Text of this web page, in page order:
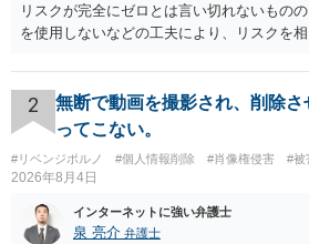
リスクが完全にゼロとは言い切れないもの
を使用しないなどの工夫により、リスクを
推測できる」という点は、裁判で争われた
利用を目的とする」と判断される余地を残
です。 また、広告収益の有無は、侵害判断
性がありますが、決定的要因ではありませ
成否は、主に「専ら顧客吸引力の利用を目的
断されます。広告収益があることは「商業
すが、それだけで直ちに侵害となるわけで
非営利であれば「表現の自由」「創作物」
2
無断で動画を撮影され、削除さ
ってこない。
#リベンジポルノ #個人情報削除 #肖像権侵害 #被
2026年8月4日
インターネットに強い弁護士
泉 亮介 弁護士